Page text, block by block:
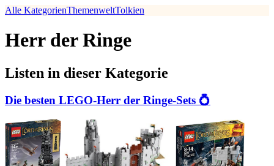
Alle KategorienThemenweltTolkien
Herr der Ringe
Listen in dieser Kategorie
Die besten LEGO-Herr der Ringe-Sets 💍